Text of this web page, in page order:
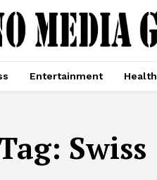
Entertainment Health
Swiss